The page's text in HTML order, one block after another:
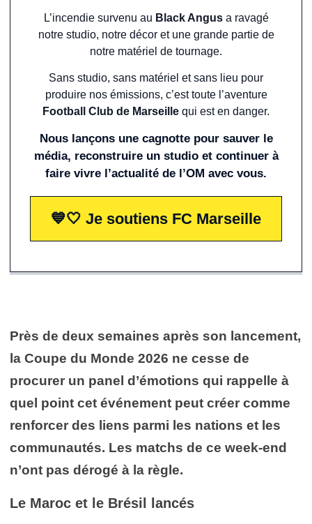
L’incendie survenu au Black Angusa ravagé
notre studio, notre décor et une grande partie de
notre matériel de tournage.
Sans studio, sans matériel et sans lieu pour
produire nos émissions, c’est toute l’aventure
Football Club de Marseille qui est en danger.
Nous lançons une cagnotte pour sauver le
média, reconstruire un studio et continuer à
faire vivre l’actualité de l’OM avec vous.
💙🤍 Je soutiens FC Marseille
Près de deux semaines après son lancement,
la Coupe du Monde 2026 ne cesse de
procurer un panel d’émotions qui rappelle à
quel point cet événement peut créer comme
renforcer des liens parmi les nations et les
communautés. Les matchs de ce week-end
n’ont pas dérogé à la règle.
Le Maroc et le Brésil lancés